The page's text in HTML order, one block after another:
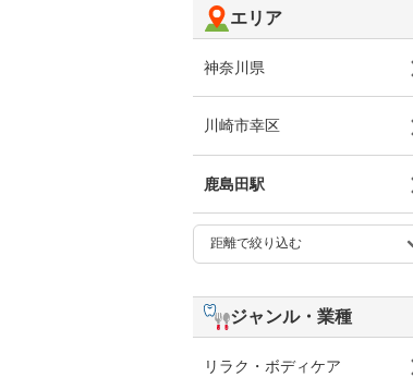
エリア
神奈川県
川崎市幸区
鹿島田駅
ジャンル・業種
リラク・ボディケア